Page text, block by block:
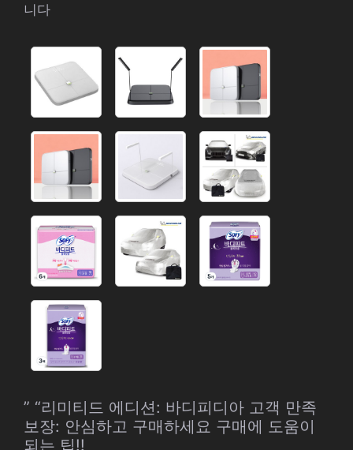
니다
” “리미티드 에디션: 바디피디아 고객 만족
보장: 안심하고 구매하세요 구매에 도움이
되는 팁!!